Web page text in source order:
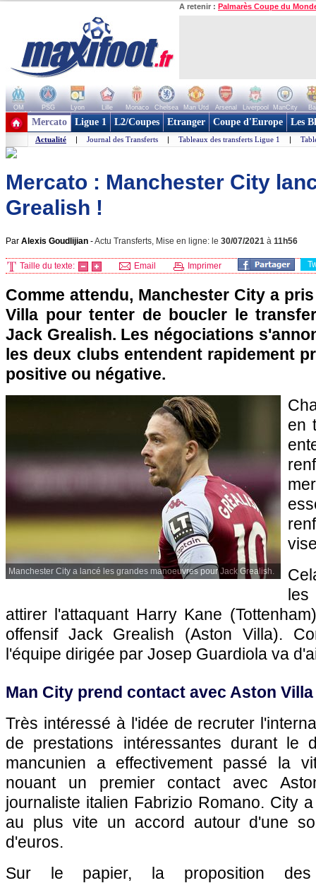
A retenir : Palmarès Coupe du
OM PSG Lyon Lille Monaco Chelsea Man Utd Arsenal Liverpool ManCity
+ de clubs
Mercato Ligue 1 L2/Coupes Etranger Coupe d'Europe Les
Actualité | Journal des Transferts | Tableaux des transferts Ligue 1 |
Mercato : Manchester City
Grealish !
Par Alexis Goudlijian -Actu Transferts, Mise en ligne: le 30/07/2021 à 11h56
Taille du texte: Email Imprimer
Comme attendu, Manchester City a
Villa pour tenter de boucler le
Jack Grealish. Les négociations
les deux clubs entendent rapidement
positive ou négative.
Manchester City a lancé les grandes manoeuvres pour Jack Grealish.
en
les
attirer l'attaquant Harry Kane
offensif Jack Grealish (Aston Villa).
l'équipe dirigée par Josep Guardiola va
Man City prend contact avec Aston
Très intéressé à l'idée de recruter
de prestations intéressantes durant le
mancunien a effectivement passé la
nouant un premier contact avec
journaliste italien Fabrizio Romano. City
au plus vite un accord autour d'une
d'euros.
Sur le papier, la proposition des